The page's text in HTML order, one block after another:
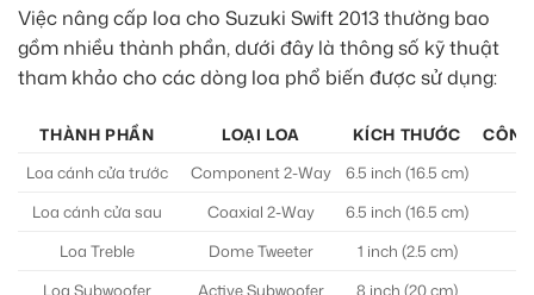
Việc nâng cấp loa cho Suzuki Swift 2013 thường bao
gồm nhiều thành phần, dưới đây là thông số kỹ thuật
tham khảo cho các dòng loa phổ biến được sử dụng:
THÀNH PHẦN LOẠI LOA KÍCH THƯỚC
Loa cánh cửa trước
Component 2-Way
6.5 inch (16.5 cm)
Loa cánh cửa sau
Coaxial 2-Way
6.5 inch (16.5 cm)
Loa Treble
Dome Tweeter
1 inch (2.5 cm)
Loa Subwoofer
Active Subwoofer
8 inch (20 cm)